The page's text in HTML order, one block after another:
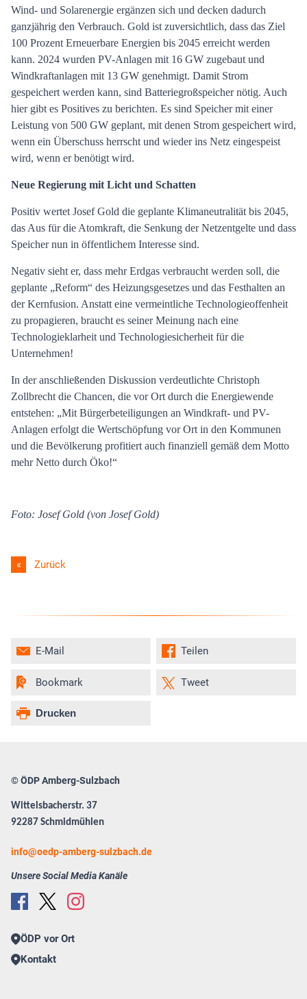
Wind- und Solarenergie ergänzen sich und decken dadurch
ganzjährig den Verbrauch. Gold ist zuversichtlich, dass das Ziel
100 Prozent Erneuerbare Energien bis 2045 erreicht werden
kann. 2024 wurden PV-Anlagen mit 16 GW zugebaut und
Windkraftanlagen mit 13 GW genehmigt. Damit Strom
gespeichert werden kann, sind Batteriegroßspeicher nötig. Auch
hier gibt es Positives zu berichten. Es sind Speicher mit einer
Leistung von 500 GW geplant, mit denen Strom gespeichert wird,
wenn ein Überschuss herrscht und wieder ins Netz eingespeist
wird, wenn er benötigt wird.
Neue Regierung mit Licht und Schatten
Positiv wertet Josef Gold die geplante Klimaneutralität bis 2045,
das Aus für die Atomkraft, die Senkung der Netzentgelte und dass
Speicher nun in öffentlichem Interesse sind.
Negativ sieht er, dass mehr Erdgas verbraucht werden soll, die
geplante „Reform“ des Heizungsgesetzes und das Festhalten an
der Kernfusion. Anstatt eine vermeintliche Technologieoffenheit
zu propagieren, braucht es seiner Meinung nach eine
Technologieklarheit und Technologiesicherheit für die
Unternehmen!
In der anschließenden Diskussion verdeutlichte Christoph
Zollbrecht die Chancen, die vor Ort durch die Energiewende
entstehen: „Mit Bürgerbeteiligungen an Windkraft- und PV-
Anlagen erfolgt die Wertschöpfung vor Ort in den Kommunen
und die Bevölkerung profitiert auch finanziell gemäß dem Motto
mehr Netto durch Öko!“
Foto: Josef Gold (von Josef Gold)
Zurück
Teilen
Tweet
E-Mail
Bookmark
Drucken
© ÖDP Amberg-Sulzbach
Wittelsbacherstr. 37
92287 Schmidmühlen
info oedp-amberg-sulzbach.de
Unsere Social Media Kanäle
ÖDP vor Ort
Kontakt